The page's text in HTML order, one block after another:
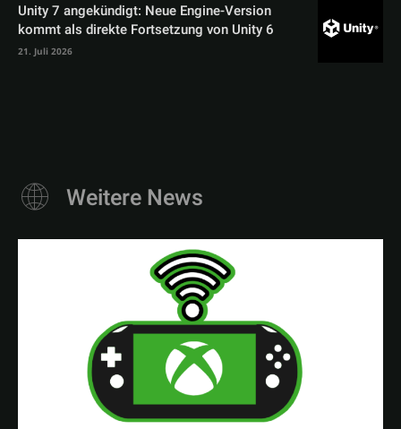
Unity 7 angekündigt: Neue Engine-Version
kommt als direkte Fortsetzung von Unity 6
21. Juli 2026
Weitere News